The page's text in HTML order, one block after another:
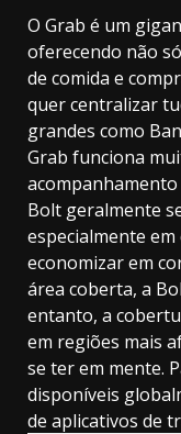
O Grab é um
oferecendo não
de comida e
quer centralizar
grandes como
Grab funciona
Bolt geralmente
especialmente
economizar em
área coberta, a
entanto, a
em regiões mais
se ter em mente.
disponíveis
de aplicativos de